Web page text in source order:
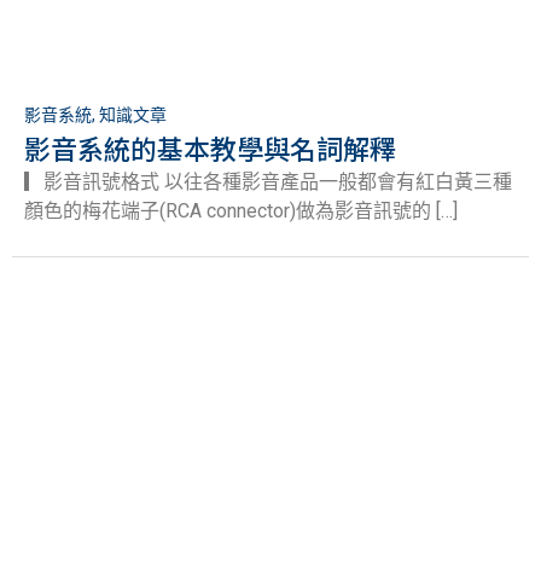
影音系統, 知識文章
影音系統的基本教學與名詞解釋
▎影音訊號格式 以往各種影音產品一般都會有紅白黃三種
顏色的梅花端子(RCA connector)做為影音訊號的 […]